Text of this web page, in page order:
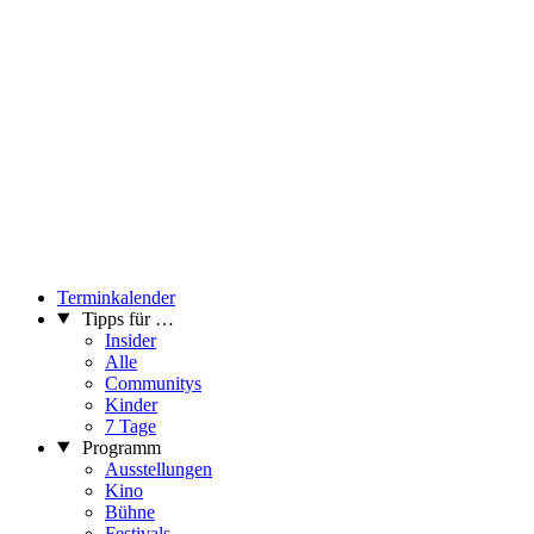
Terminkalender
Tipps für …
Insider
Alle
Communitys
Kinder
7 Tage
Programm
Ausstellungen
Kino
Bühne